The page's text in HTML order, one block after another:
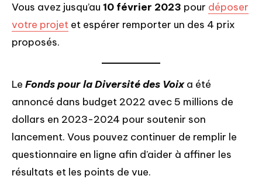
Vous avez jusqu’au 10 février 2023 pour déposer
votre projet et espérer remporter un des 4 prix
proposés.
Le Fonds pour la Diversité des Voix a été
annoncé dans budget 2022 avec 5 millions de
dollars en 2023-2024 pour soutenir son
lancement. Vous pouvez continuer de remplir le
questionnaire en ligne afin d’aider à affiner les
résultats et les points de vue.